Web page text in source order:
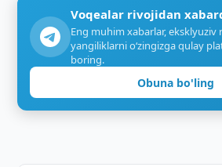
Voqealar rivojidan
Eng muhim xabarlar,
yangiliklarni o‘zingizga qulay
boring.
Obuna bo'ling